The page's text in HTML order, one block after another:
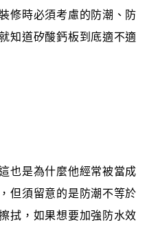
修時必須考慮的防潮、防
知道矽酸鈣板到底適不適
也是為什麼他經常被當成
但須留意的是防潮不等於
拭，如果想要加強防水效